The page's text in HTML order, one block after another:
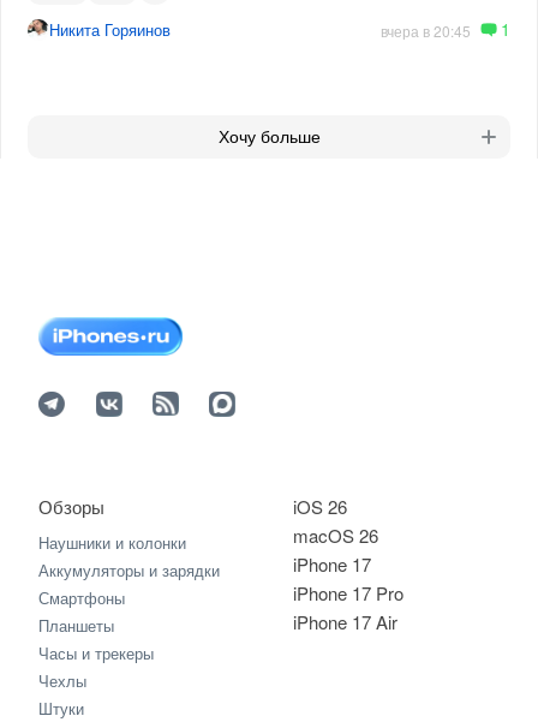
Никита Горяинов вчера в 20:45 1
Хочу больше
iOS 26
macOS 26
iPhone 17
iPhone 17 Pro
iPhone 17 Air
Обзоры
Наушники и колонки
Аккумуляторы и зарядки
Смартфоны
Планшеты
Часы и трекеры
Чехлы
Штуки